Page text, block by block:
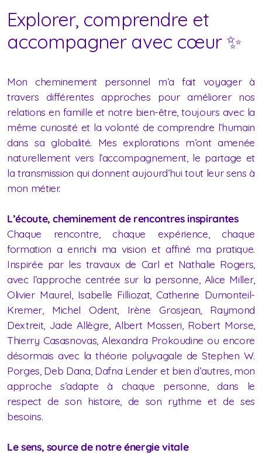
Explorer, comprendre et
accompagner avec cœur ✨
Mon cheminement personnel m’a fait voyager à
travers différentes approches pour améliorer nos
relations en famille et notre bien-être, toujours avec la
même curiosité et la volonté de comprendre l’humain
dans sa globalité. Mes explorations m’ont amenée
naturellement vers l’accompagnement, le partage et
la transmission qui donnent aujourd’hui tout leur sens à
mon métier.
L’écoute, cheminement de rencontres inspirantes
Chaque rencontre, chaque expérience, chaque
formation a enrichi ma vision et affiné ma pratique.
Inspirée par les travaux de Carl et Nathalie Rogers,
avec l’approche centrée sur la personne, Alice Miller,
Olivier Maurel, Isabelle Filliozat, Catherine Dumonteil-
Kremer, Michel Odent, Irène Grosjean, Raymond
Dextreit, Jade Allègre, Albert Mosseri, Robert Morse,
Thierry Casasnovas, Alexandra Prokoudine ou encore
désormais avec la théorie polyvagale de Stephen W.
Porges, Deb Dana, Dafna Lender et bien d’autres, mon
approche s’adapte à chaque personne, dans le
respect de son histoire, de son rythme et de ses
besoins.
Le sens, source de notre énergie vitale